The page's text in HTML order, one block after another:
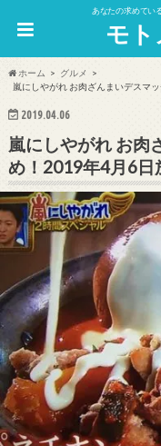
あなたの求めてい
モ
ホーム
グルメ
嵐にしやがれ お肉ざんまいデスマ
2019.04.06
嵐にしやがれ お肉
め！2019年4月6日